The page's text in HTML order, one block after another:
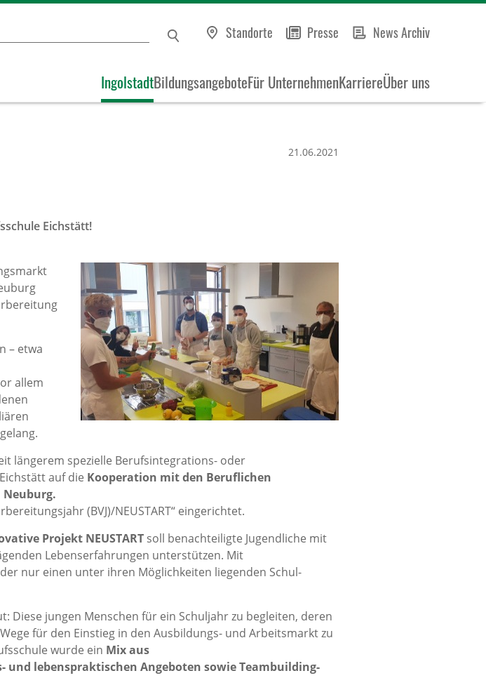
Standorte Presse News Archiv
IngolstadtBildungsangeboteFür UnternehmenKarriereÜber uns
21.06.2021
Eichstätt!
– etwa
allem
längerem spezielle Berufsintegrations- oder
auf die Kooperation mit den Beruflichen
(BVJ)/NEUSTART“ eingerichtet.
Projekt NEUSTART soll benachteiligte Jugendliche mit
Lebenserfahrungen unterstützen. Mit
nur einen unter ihren Möglichkeiten liegenden Schul-
Diese jungen Menschen für ein Schuljahr zu begleiten, deren
für den Einstieg in den Ausbildungs- und Arbeitsmarkt zu
wurde ein Mix aus
lebenspraktischen Angeboten sowie Teambuilding-